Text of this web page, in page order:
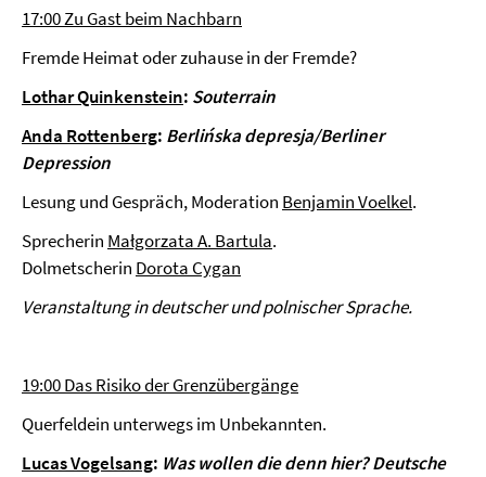
17:00 Zu Gast beim Nachbarn
Fremde Heimat oder zuhause in der Fremde?
Lothar Quinkenstein: Souterrain
Anda Rottenberg: Berlińska depresja/Berliner
Depression
Lesung und Gespräch, Moderation Benjamin Voelkel.
Sprecherin Małgorzata A. Bartula.
Dolmetscherin Dorota Cygan
Veranstaltung in deutscher und polnischer Sprache.
19:00 Das Risiko der Grenzübergänge
Querfeldein unterwegs im Unbekannten.
Lucas Vogelsang: Was wollen die denn hier? Deutsche